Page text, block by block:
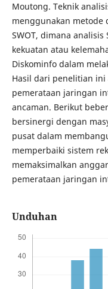
Moutong. Teknik
menggunakan metode
SWOT, dimana
kekuatan atau
Diskominfo dalam
Hasil dari penelitian ini
pemerataan jaringan
ancaman. Berikut
bersinergi dengan
pusat dalam
memperbaiki sistem
memaksimalkan
pemerataan jaringan
Unduhan